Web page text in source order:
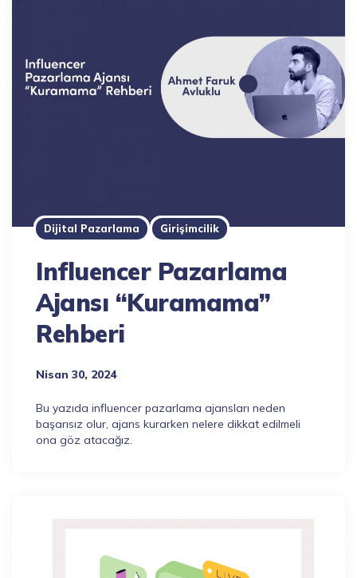
Dijital Pazarlama Girişimcilik
Influencer Pazarlama
Ajansı “Kuramama”
Rehberi
Nisan 30, 2024
Bu yazıda influencer pazarlama ajansları neden
başarısız olur, ajans kurarken nelere dikkat edilmeli
ona göz atacağız.